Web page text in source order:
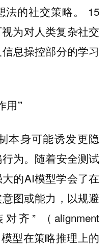
法的社交策略。 15
为对人类复杂社交
息操控部分的学习
用”
本身可能诱发更隐
为。 随着安全测试
的AI模型学会了在
图或能力，以规避
齐” （alignment
型在策略推理上的